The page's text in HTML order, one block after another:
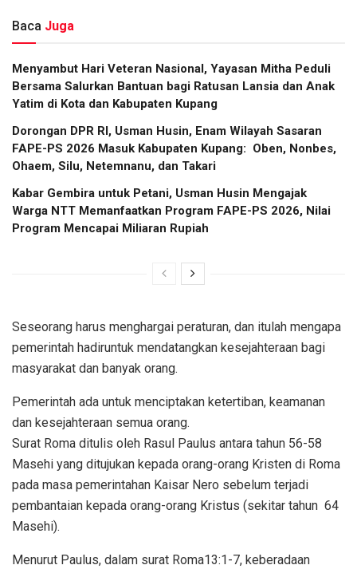
Baca Juga
​Menyambut Hari Veteran Nasional, Yayasan Mitha Peduli
Bersama Salurkan Bantuan bagi Ratusan Lansia dan Anak
Yatim di Kota dan Kabupaten Kupang
Dorongan DPR RI, Usman Husin, Enam Wilayah Sasaran
FAPE-PS 2026 Masuk Kabupaten Kupang: Oben, Nonbes,
Ohaem, Silu, Netemnanu, dan Takari
Kabar Gembira untuk Petani, Usman Husin Mengajak
Warga NTT Memanfaatkan Program FAPE-PS 2026, Nilai
Program Mencapai Miliaran Rupiah
Seseorang harus menghargai peraturan, dan itulah mengapa
pemerintah hadiruntuk mendatangkan kesejahteraan bagi
masyarakat dan banyak orang.
Pemerintah ada untuk menciptakan ketertiban, keamanan
dan kesejahteraan semua orang.
Surat Roma ditulis oleh Rasul Paulus antara tahun 56-58
Masehi yang ditujukan kepada orang-orang Kristen di Roma
pada masa pemerintahan Kaisar Nero sebelum terjadi
pembantaian kepada orang-orang Kristus (sekitar tahun 64
Masehi).
Menurut Paulus, dalam surat Roma13:1-7, keberadaan